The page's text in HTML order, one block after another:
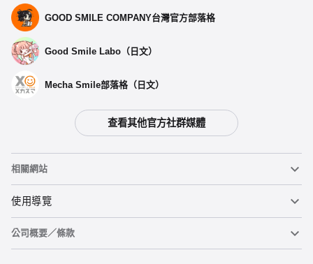
GOOD SMILE COMPANY台灣官方部落格
Good Smile Labo（日文）
Mecha Smile部落格（日文）
查看其他官方社群媒體
相關網站
黏土人
黏土人臉部製造機（英文）
使用導覽
重要公告
公司概要／條款